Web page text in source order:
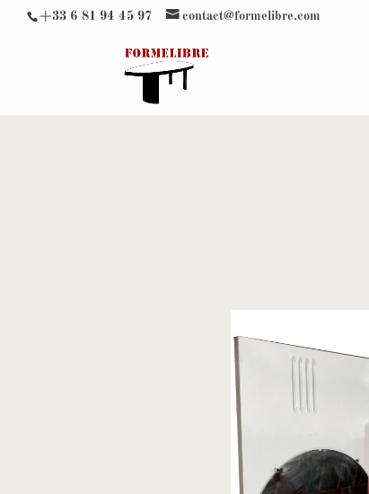
+33 6 81 94 45 97 contact@formelibre.com